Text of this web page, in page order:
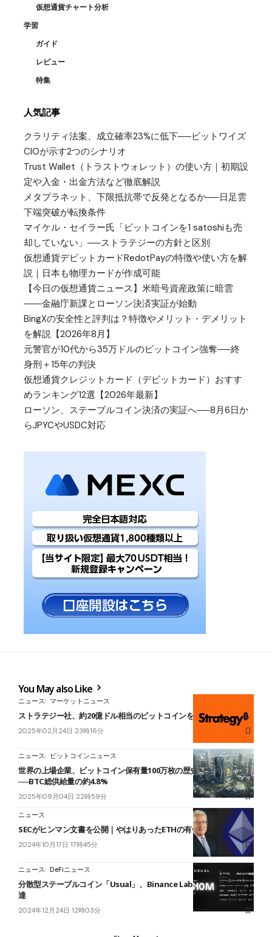
仮想通貨チャート分析
学習
ガイド
レビュー
特集
人気記事
クラリティ法案、成立確率23%に低下──ビットワイズ
CIOが示す2つのシナリオ
Trust Wallet（トラストウォレット）の使い方｜初期設
定や入金・出金方法など徹底解説
メタプラネット、下限抵抗帯で反発となるか──日足雲
下端突破が転換条件
マイケル・セイラー氏「ビットコインを1 satoshiも売
却していない」──ストラテジーの方針と区別
仮想通貨デビットカードRedotPayの特徴や使い方を解
説｜日本も物理カードが作成可能
【今日の仮想通貨ニュース】米暗号資産政策に暗雲
――金融庁新課とローソン決済実証が始動
BingXの安全性と評判は？特徴やメリット・デメリット
を解説【2026年8月】
元警官が10代から35万ドルのビットコイン強奪──終
身刑＋15年の判決
仮想通貨クレジットカード（デビットカード）おすす
めランキング12選【2026年最新】
ローソン、ステーブルコイン決済の実証へ──8月6日か
らJPYCやUSDC対応
You May also Like
ニュース マーケットニュース
ストラテジー社、約20億ドル相当のビットコインを追加購入
2025年02月24日 23時16分
ニュース ビットコインニュース
世界の上場企業、ビットコイン保有量100万枚の歴史的節目を突破
──BTC総供給量の約4.8%
2025年09月04日 22時59分
ニュース
SECがヒンマン文書を公開｜やはりあったETHの有価証券性への言及
2024年10月17日 17時45分
ニュース DeFiニュース
分散型ステーブルコイン「Usual」、Binance Labsらから15億円調
達
2024年12月24日 12時03分